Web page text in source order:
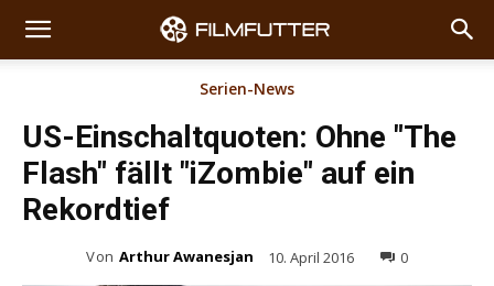
Serien-News
US-Einschaltquoten: Ohne "The
Flash" fällt "iZombie" auf ein
Rekordtief
Von Arthur Awanesjan 10. April 2016 0